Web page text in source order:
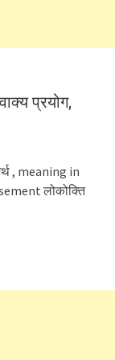
प्रयोग,
, meaning in
लोकोक्ति